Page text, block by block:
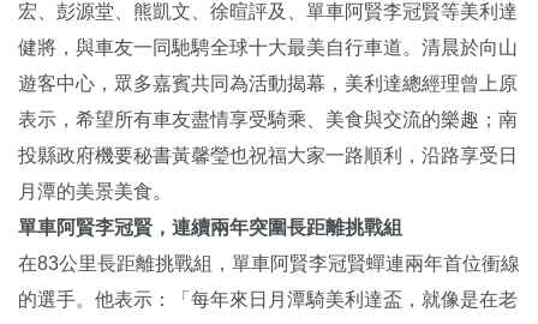
宏、彭源堂、熊凱文、徐暄評及、單車阿賢李冠賢等美利達
健將，與車友一同馳騁全球十大最美自行車道。清晨於向山
遊客中心，眾多嘉賓共同為活動揭幕，美利達總經理曾上原
表示，希望所有車友盡情享受騎乘、美食與交流的樂趣；南
投縣政府機要秘書黃馨瑩也祝福大家一路順利，沿路享受日
月潭的美景美食。
單車阿賢李冠賢，連續兩年突圍長距離挑戰組
在83公里長距離挑戰組，單車阿賢李冠賢蟬連兩年首位衝線
的選手。他表示：「每年來日月潭騎美利達盃，就像是在老